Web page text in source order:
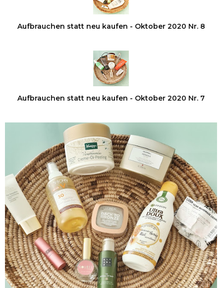
Aufbrauchen statt neu kaufen - Oktober 2020 Nr. 8
Aufbrauchen statt neu kaufen - Oktober 2020 Nr. 7